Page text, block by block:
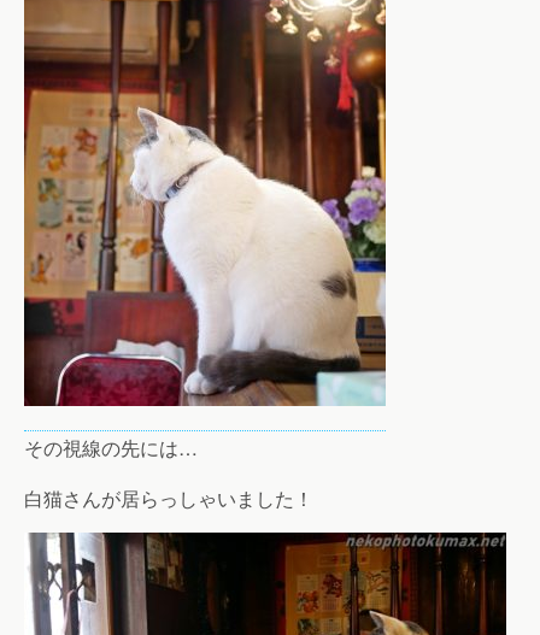
その視線の先には…
白猫さんが居らっしゃいました！